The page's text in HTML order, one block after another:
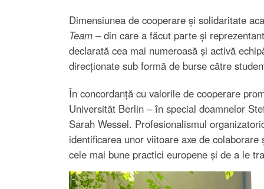
Dimensiunea de cooperare și solidaritate
Team – din care a făcut parte și
declarată cea mai numeroasă și activă
direcționate sub formă de burse către
În concordanță cu valorile de cooperare
Universität Berlin – în special doamnelor
Sarah Wessel. Profesionalismul
identificarea unor viitoare axe de
cele mai bune practici europene și de a le